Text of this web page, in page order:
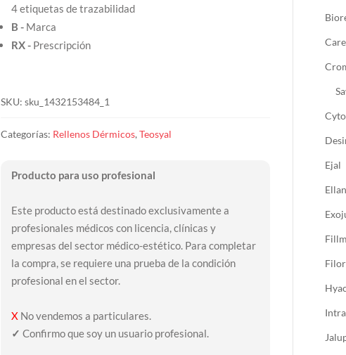
4 etiquetas de trazabilidad
B -Marca
RX -Prescripción
SKU: sku_1432153484_1
Categorías: Rellenos Dérmicos, Teosyal
Producto para uso profesional
Este producto está destinado exclusivamente a
profesionales médicos con licencia, clínicas y
empresas del sector médico-estético. Para completar
la compra, se requiere una prueba de la condición
profesional en el sector.
XNo vendemos a particulares.
✓ Confirmo que soy un usuario profesional.
Ejal